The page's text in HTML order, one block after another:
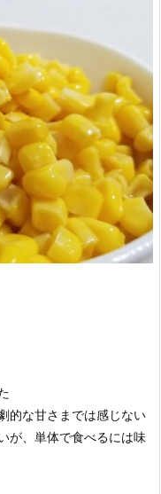
的な甘さまでは感じない
が、単体で食べるには味